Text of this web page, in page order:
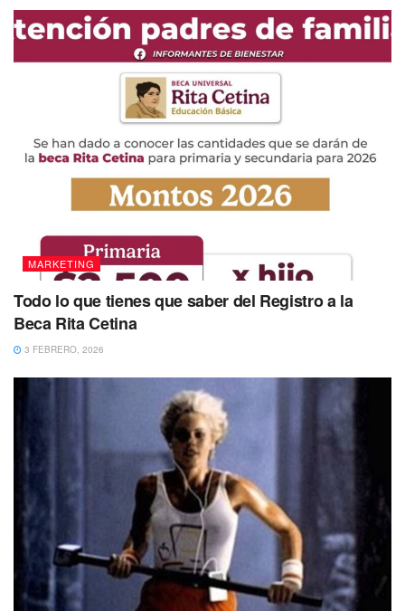
MARKETING
Todo lo que tienes que saber del Registro a la
Beca Rita Cetina
3 FEBRERO, 2026